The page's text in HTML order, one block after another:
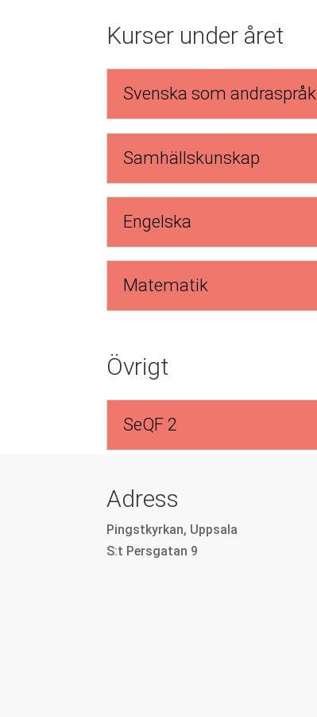
Kurser under året
Svenska som andraspråk
Samhällskunskap
Engelska
Matematik
Övrigt
SeQF 2
Adress
Pingstkyrkan, Uppsala
S:t Persgatan 9